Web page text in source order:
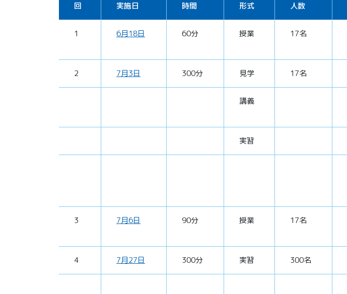
回 実施日 時間 形式 人数
1 6月18日 60分 授業 17名
2 7月3日 300分 見学 17名
講義
実習
3 7月6日 90分 授業 17名
4 7月27日 300分 実習 300名